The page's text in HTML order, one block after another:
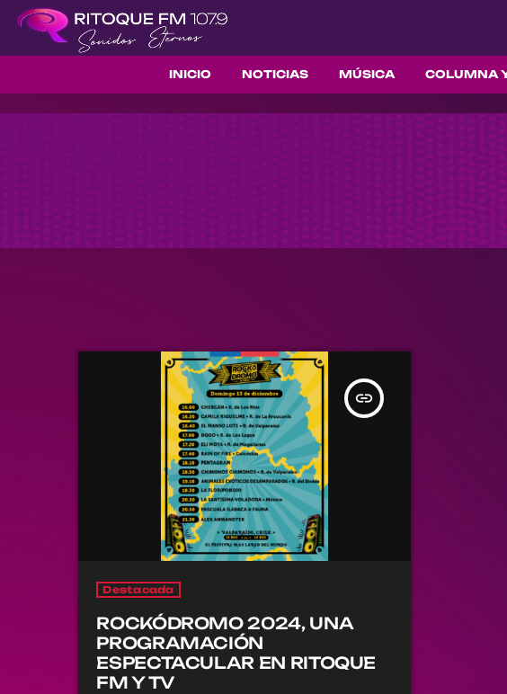
INICIO NOTICIAS MÚSICA COLUMNA
insert_link
Destacada
ROCKÓDROMO 2024, UNA
PROGRAMACIÓN
ESPECTACULAR EN RITOQUE
FM Y TV